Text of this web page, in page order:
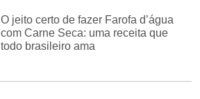
O jeito certo de fazer Farofa d’água
com Carne Seca: uma receita que
todo brasileiro ama